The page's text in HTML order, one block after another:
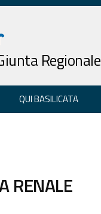
Regionale
QUI BASILICATA
RENALE